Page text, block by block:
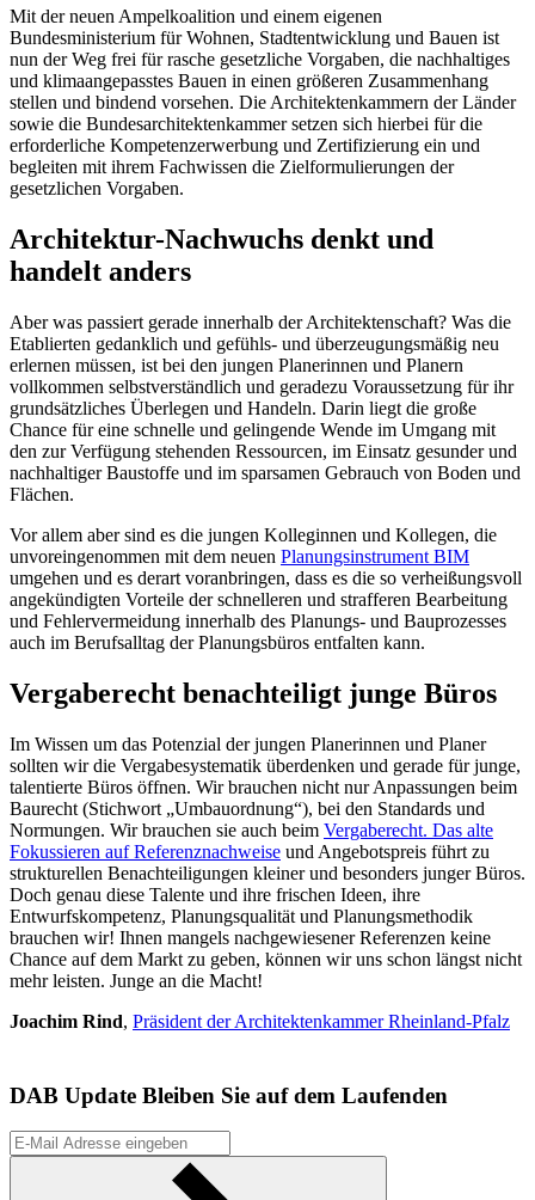
Mit der neuen Ampelkoalition und einem eigenen
Bundesministerium für Wohnen, Stadtentwicklung und Bauen ist
nun der Weg frei für rasche gesetzliche Vorgaben, die nachhaltiges
und klimaangepasstes Bauen in einen größeren Zusammenhang
stellen und bindend vorsehen. Die Architektenkammern der Länder
sowie die Bundesarchitektenkammer setzen sich hierbei für die
erforderliche Kompetenz­erwerbung und Zertifizierung ein und
begleiten mit ihrem Fachwissen die Zielformulierungen der
gesetzlichen Vorgaben.
Architektur-Nachwuchs denkt und
handelt anders
Aber was passiert gerade innerhalb der Architektenschaft? Was die
Etablierten gedanklich und gefühls- und überzeugungsmäßig neu
erlernen müssen, ist bei den jungen Planerinnen und Planern
vollkommen selbstverständlich und geradezu Voraussetzung für ihr
grundsätzliches Überlegen und Handeln. Darin liegt die große
Chance für eine schnelle und gelingende Wende im Umgang mit
den zur Verfügung stehenden Ressourcen, im Einsatz gesunder und
nachhaltiger Baustoffe und im sparsamen Gebrauch von Boden und
Flächen.
Vor allem aber sind es die jungen Kolleginnen und Kollegen, die
unvoreingenommen mit dem neuen Planungsinstrument BIM
umgehen und es derart voranbringen, dass es die so verheißungsvoll
angekündigten Vorteile der schnelleren und strafferen Bearbeitung
und Fehlervermeidung innerhalb des Planungs- und Bauprozesses
auch im Berufsalltag der Planungsbüros entfalten kann.
Vergaberecht benachteiligt junge Büros
Im Wissen um das Potenzial der jungen Planerinnen und Planer
sollten wir die Vergabesystematik überdenken und gerade für junge,
talentierte Büros öffnen. Wir brauchen nicht nur Anpassungen beim
Baurecht (Stichwort „Umbauordnung“), bei den Standards und
Normungen. Wir brauchen sie auch beim Vergaberecht. Das alte
Fokussieren auf Referenznachweise und Angebotspreis führt zu
strukturellen Benachteiligungen kleiner und besonders junger Büros.
Doch genau diese Talente und ihre frischen Ideen, ihre
Entwurfskompetenz, Planungsqualität und Planungsmethodik
brauchen wir! Ihnen mangels nachgewiesener Referenzen keine
Chance auf dem Markt zu geben, können wir uns schon längst nicht
mehr leisten. Junge an die Macht!
Joachim Rind, Präsident der Architektenkammer Rheinland-Pfalz
DAB Update Bleiben Sie auf dem Laufenden